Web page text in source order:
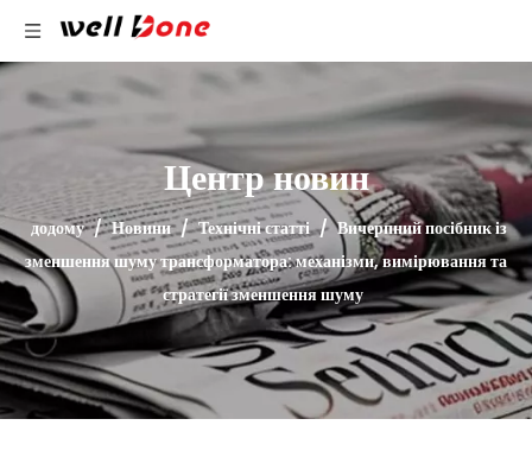
Центр новин
додому / Новини / Технічні статті / Вичерпний посібник із
зменшення шуму трансформатора: механізми, вимірювання та
стратегії зменшення шуму